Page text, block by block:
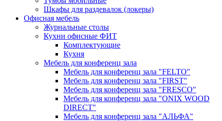
Шкафы для раздевалок (локеры)
Офисная мебель
Журнальные столы
Кухни офисные ФИТ
Комплектующие
Кухня
Мебель для конференц зала
Мебель для конференц зала "FELTO"
Мебель для конференц зала "FIRST"
Мебель для конференц зала "FRESCO"
Мебель для конференц зала "ONIX WOOD
DIRECT"
Мебель для конференц зала "АЛЬФА"